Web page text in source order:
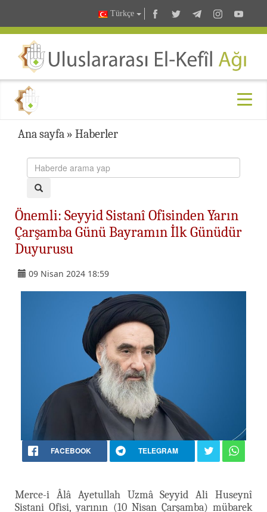
Türkçe
Ana sayfa » Haberler
Önemli: Seyyid Sistanî Ofisinden Yarın
Çarşamba Günü Bayramın İlk Günüdür
Duyurusu
09 Nisan 2024 18:59
FACEBOOK TELEGRAM
Merce-i Âlâ Ayetullah Uzmâ Seyyid Ali Huseynî
Sistani Ofisi, yarının (10 Nisan Çarşamba) mübarek